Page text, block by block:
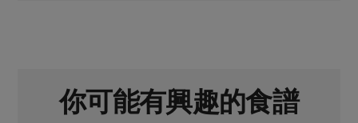
你可能有興趣的食譜